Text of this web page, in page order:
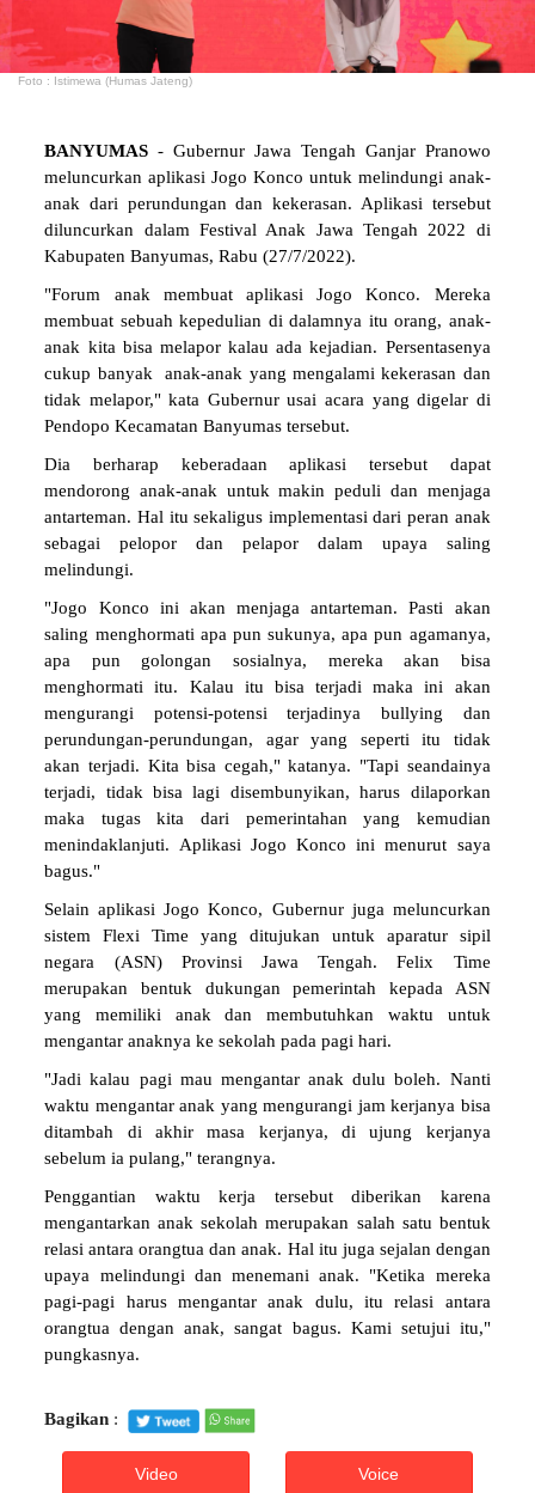
Foto : Istimewa (Humas Jateng)
BANYUMAS - Gubernur Jawa Tengah Ganjar Pranowo
meluncurkan aplikasi Jogo Konco untuk melindungi anak-
anak dari perundungan dan kekerasan. Aplikasi tersebut
diluncurkan dalam Festival Anak Jawa Tengah 2022 di
Kabupaten Banyumas, Rabu (27/7/2022).
"Forum anak membuat aplikasi Jogo Konco. Mereka
membuat sebuah kepedulian di dalamnya itu orang, anak-
anak kita bisa melapor kalau ada kejadian. Persentasenya
cukup banyak anak-anak yang mengalami kekerasan dan
tidak melapor," kata Gubernur usai acara yang digelar di
Pendopo Kecamatan Banyumas tersebut.
Dia berharap keberadaan aplikasi tersebut dapat
mendorong anak-anak untuk makin peduli dan menjaga
antarteman. Hal itu sekaligus implementasi dari peran anak
sebagai pelopor dan pelapor dalam upaya saling
melindungi.
"Jogo Konco ini akan menjaga antarteman. Pasti akan
saling menghormati apa pun sukunya, apa pun agamanya,
apa pun golongan sosialnya, mereka akan bisa
menghormati itu. Kalau itu bisa terjadi maka ini akan
mengurangi potensi-potensi terjadinya bullying dan
perundungan-perundungan, agar yang seperti itu tidak
akan terjadi. Kita bisa cegah," katanya. "Tapi seandainya
terjadi, tidak bisa lagi disembunyikan, harus dilaporkan
maka tugas kita dari pemerintahan yang kemudian
menindaklanjuti. Aplikasi Jogo Konco ini menurut saya
bagus."
Selain aplikasi Jogo Konco, Gubernur juga meluncurkan
sistem Flexi Time yang ditujukan untuk aparatur sipil
negara (ASN) Provinsi Jawa Tengah. Felix Time
merupakan bentuk dukungan pemerintah kepada ASN
yang memiliki anak dan membutuhkan waktu untuk
mengantar anaknya ke sekolah pada pagi hari.
"Jadi kalau pagi mau mengantar anak dulu boleh. Nanti
waktu mengantar anak yang mengurangi jam kerjanya bisa
ditambah di akhir masa kerjanya, di ujung kerjanya
sebelum ia pulang," terangnya.
Penggantian waktu kerja tersebut diberikan karena
mengantarkan anak sekolah merupakan salah satu bentuk
relasi antara orangtua dan anak. Hal itu juga sejalan dengan
upaya melindungi dan menemani anak. "Ketika mereka
pagi-pagi harus mengantar anak dulu, itu relasi antara
orangtua dengan anak, sangat bagus. Kami setujui itu,"
pungkasnya.
Bagikan :
Video Voice